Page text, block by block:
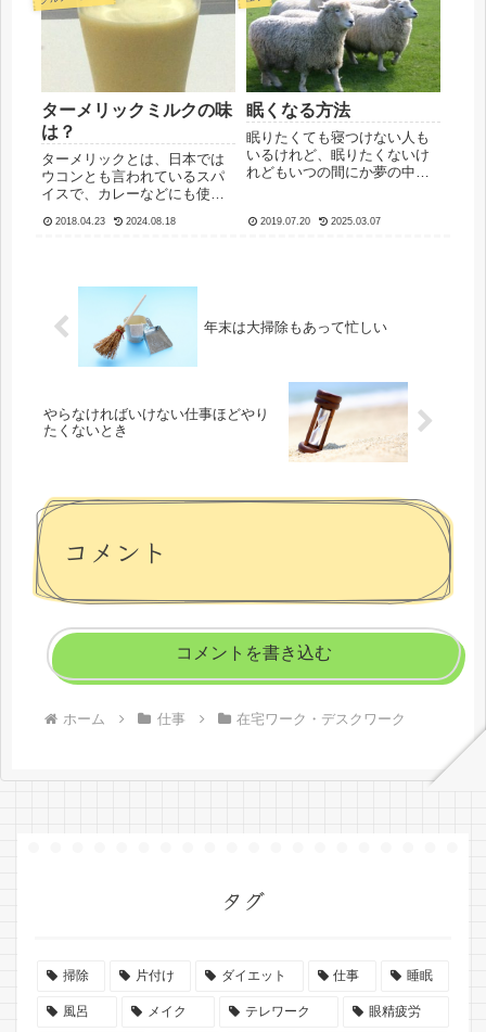
かったとしても、席を立って
動き始めると、作業がはかど
ることも...
きなのに、「まずちょっと横
になりたいよ〜」「休憩して
から...
ターメリックミルクの味
は？
ターメリックとは、日本では
ウコンとも言われているスパ
イスで、カレーなどにも使わ
につくと、なかなか色が取れ
ショウガのように見えます。
皮をむ...
2018.04.23 2024.08.18
眠くなる方法
眠りたくても寝つけない人も
いるけれど、眠りたくないけ
れどもいつの間にか夢の中と
いときには目が冴えるよう
2019.07.20 2025.03.07
年末は大掃除もあって忙しい
やらなければいけない仕事ほどやり
たくないとき
コメント
コメントを書き込む
ホーム 仕事 在宅ワーク・デスクワーク
タグ
掃除 片付け ダイエット 仕事 睡眠
風呂 メイク テレワーク 眼精疲労